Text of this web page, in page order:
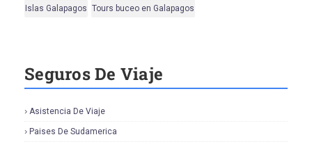
Islas Galapagos Tours buceo en Galapagos
Seguros De Viaje
Asistencia De Viaje
Paises De Sudamerica